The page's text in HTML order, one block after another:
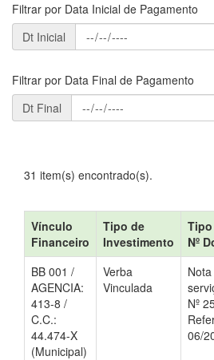
Filtrar por Data Inicial de Pagamento
Dt Inicial
Filtrar por Data Final de Pagamento
Dt Final
31 item(s) encontrado(s).
Vínculo
Financeiro
Tipo de
Investimento
Nº
BB 001 /
AGENCIA:
413-8 /
C.C.:
44.474-X
(Municipal)
Verba
Vinculada
Nº
06/